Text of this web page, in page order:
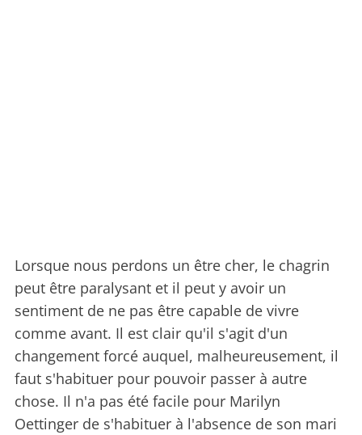
Lorsque nous perdons un être cher, le chagrin
peut être paralysant et il peut y avoir un
sentiment de ne pas être capable de vivre
comme avant. Il est clair qu'il s'agit d'un
changement forcé auquel, malheureusement, il
faut s'habituer pour pouvoir passer à autre
chose. Il n'a pas été facile pour Marilyn
Oettinger de s'habituer à l'absence de son mari